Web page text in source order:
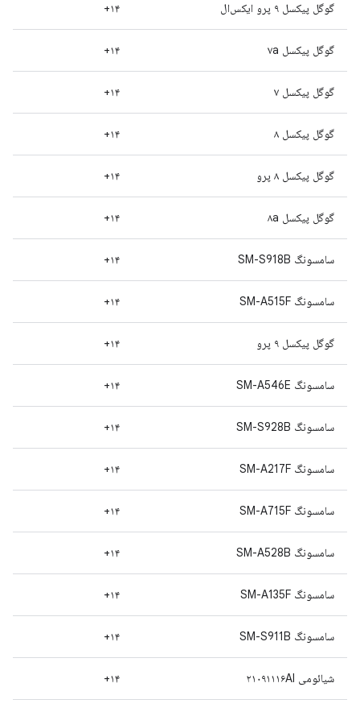
گوگل پیکسل ۹ پرو ایکس‌ال ۱۴+
گوگل پیکسل ۷a ۱۴+
گوگل پیکسل ۷ ۱۴+
گوگل پیکسل ۸ ۱۴+
گوگل پیکسل ۸ پرو ۱۴+
گوگل پیکسل ۸a ۱۴+
سامسونگ SM-S918B ۱۴+
سامسونگ SM-A515F ۱۴+
گوگل پیکسل ۹ پرو ۱۴+
سامسونگ SM-A546E ۱۴+
سامسونگ SM-S928B ۱۴+
سامسونگ SM-A217F ۱۴+
سامسونگ SM-A715F ۱۴+
سامسونگ SM-A528B ۱۴+
سامسونگ SM-A135F ۱۴+
سامسونگ SM-S911B ۱۴+
شیائومی ۲۱۰۹۱۱۱۶AI ۱۴+